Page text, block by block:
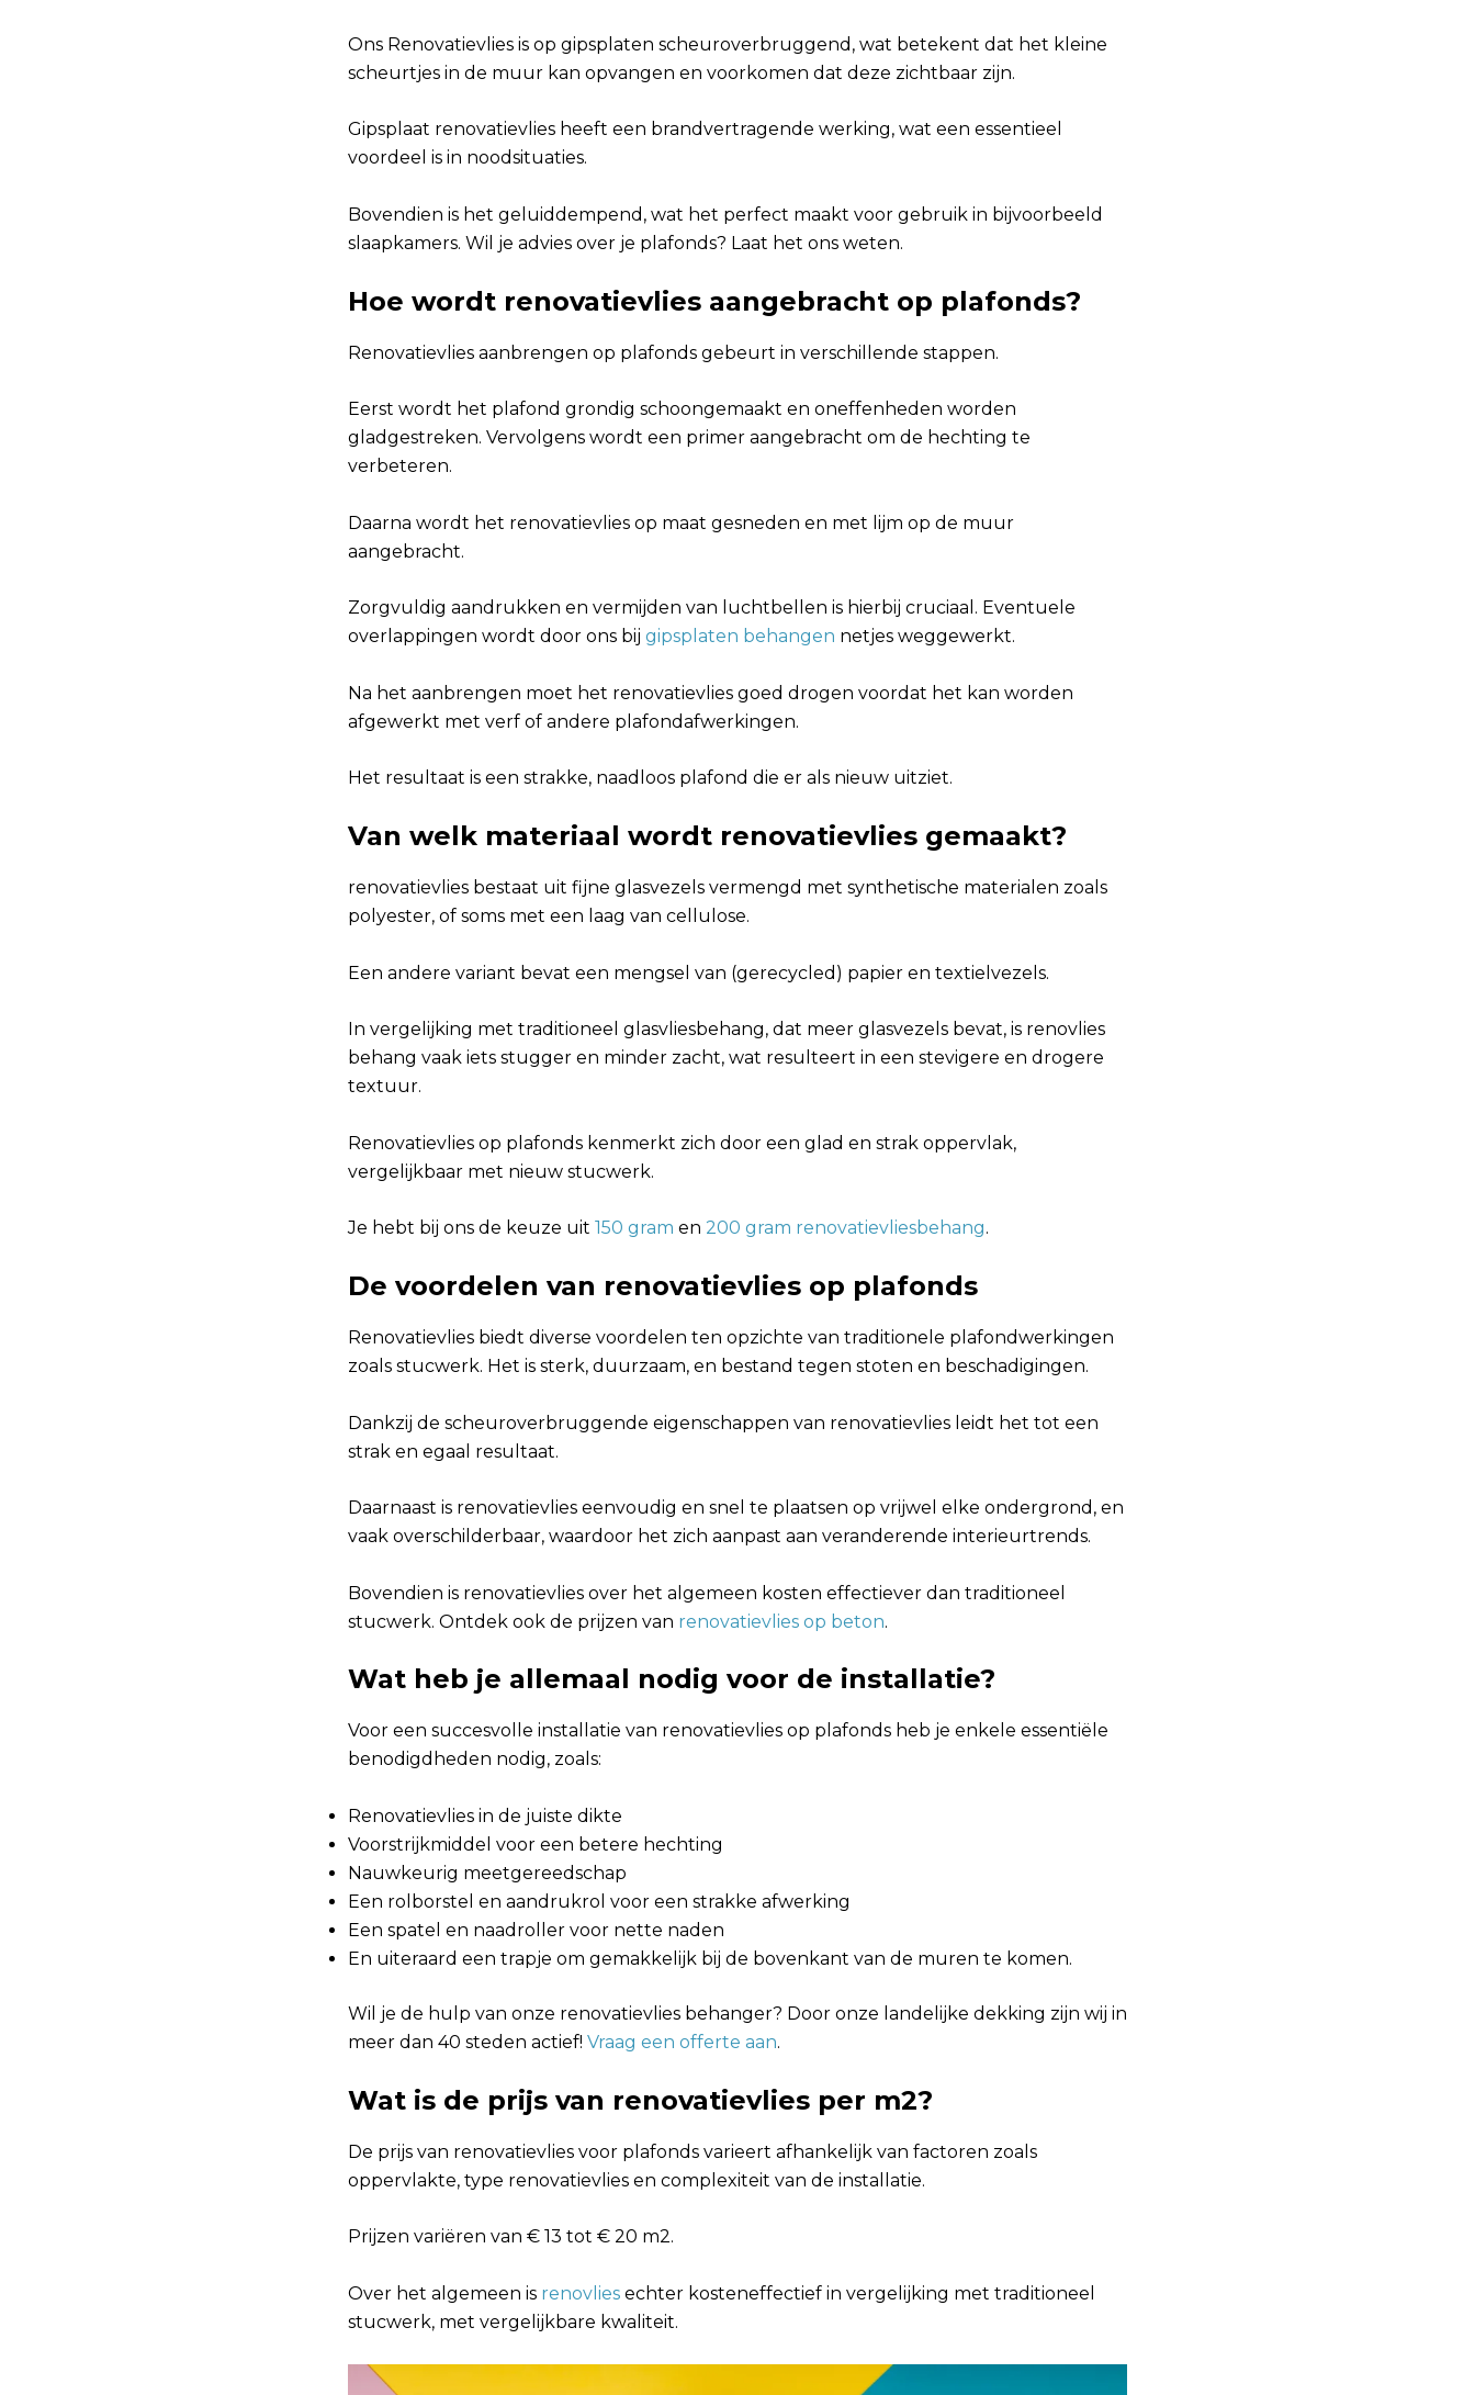
Ons Renovatievlies is op gipsplaten scheuroverbruggend, wat betekent dat het kleine
scheurtjes in de muur kan opvangen en voorkomen dat deze zichtbaar zijn.
Gipsplaat renovatievlies heeft een brandvertragende werking, wat een essentieel
voordeel is in noodsituaties.
Bovendien is het geluiddempend, wat het perfect maakt voor gebruik in bijvoorbeeld
slaapkamers. Wil je advies over je plafonds? Laat het ons weten.
Hoe wordt renovatievlies aangebracht op plafonds?
Renovatievlies aanbrengen op plafonds gebeurt in verschillende stappen.
Eerst wordt het plafond grondig schoongemaakt en oneffenheden worden
gladgestreken. Vervolgens wordt een primer aangebracht om de hechting te
verbeteren.
Daarna wordt het renovatievlies op maat gesneden en met lijm op de muur
aangebracht.
Zorgvuldig aandrukken en vermijden van luchtbellen is hierbij cruciaal. Eventuele
overlappingen wordt door ons bij gipsplaten behangen netjes weggewerkt.
Na het aanbrengen moet het renovatievlies goed drogen voordat het kan worden
afgewerkt met verf of andere plafondafwerkingen.
Het resultaat is een strakke, naadloos plafond die er als nieuw uitziet.
Van welk materiaal wordt renovatievlies gemaakt?
renovatievlies bestaat uit fijne glasvezels vermengd met synthetische materialen zoals
polyester, of soms met een laag van cellulose.
Een andere variant bevat een mengsel van (gerecycled) papier en textielvezels.
In vergelijking met traditioneel glasvliesbehang, dat meer glasvezels bevat, is renovlies
behang vaak iets stugger en minder zacht, wat resulteert in een stevigere en drogere
textuur.
Renovatievlies op plafonds kenmerkt zich door een glad en strak oppervlak,
vergelijkbaar met nieuw stucwerk.
Je hebt bij ons de keuze uit 150 gram en 200 gram renovatievliesbehang.
De voordelen van renovatievlies op plafonds
Renovatievlies biedt diverse voordelen ten opzichte van traditionele plafondwerkingen
zoals stucwerk. Het is sterk, duurzaam, en bestand tegen stoten en beschadigingen.
Dankzij de scheuroverbruggende eigenschappen van renovatievlies leidt het tot een
strak en egaal resultaat.
Daarnaast is renovatievlies eenvoudig en snel te plaatsen op vrijwel elke ondergrond, en
vaak overschilderbaar, waardoor het zich aanpast aan veranderende interieurtrends.
Bovendien is renovatievlies over het algemeen kosten effectiever dan traditioneel
stucwerk. Ontdek ook de prijzen van renovatievlies op beton.
Wat heb je allemaal nodig voor de installatie?
Voor een succesvolle installatie van renovatievlies op plafonds heb je enkele essentiële
benodigdheden nodig, zoals:
Renovatievlies in de juiste dikte
Voorstrijkmiddel voor een betere hechting
Nauwkeurig meetgereedschap
Een rolborstel en aandrukrol voor een strakke afwerking
Een spatel en naadroller voor nette naden
En uiteraard een trapje om gemakkelijk bij de bovenkant van de muren te komen.
Wil je de hulp van onze renovatievlies behanger? Door onze landelijke dekking zijn wij in
meer dan 40 steden actief! Vraag een offerte aan.
Wat is de prijs van renovatievlies per m2?
De prijs van renovatievlies voor plafonds varieert afhankelijk van factoren zoals
oppervlakte, type renovatievlies en complexiteit van de installatie.
Prijzen variëren van € 13 tot € 20 m2.
Over het algemeen is renovlies echter kosteneffectief in vergelijking met traditioneel
stucwerk, met vergelijkbare kwaliteit.